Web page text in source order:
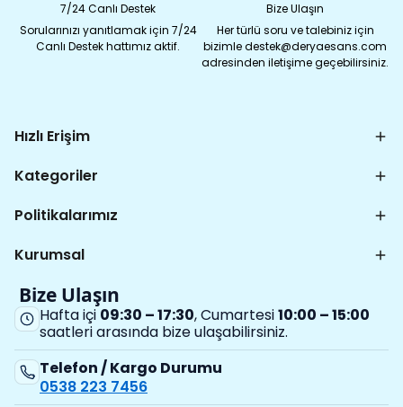
7/24 Canlı Destek
Sorularınızı yanıtlamak için 7/24
Canlı Destek hattımız aktif.
Bize Ulaşın
Her türlü soru ve talebiniz için
bizimle destek@deryaesans.com
adresinden iletişime geçebilirsiniz.
Hızlı Erişim
Kategoriler
Politikalarımız
Kurumsal
Bize Ulaşın
Hafta içi 09:30 – 17:30, Cumartesi10:00 – 15:00
saatleri arasında bize ulaşabilirsiniz.
Telefon / Kargo Durumu
0538 223 7456